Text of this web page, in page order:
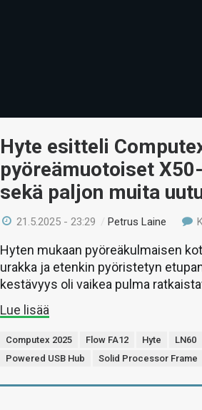
Hyte esitteli
pyöreämuotoiset
sekä paljon muita
21.5.2025 - 23:29 /Petrus Laine
Hyten mukaan pyöreäkulmaisen
urakka ja etenkin pyöristetyn
kestävyys oli vaikea pulma
Lue lisää
Computex 2025 Flow FA12 Hyte LN60
Powered USB Hub
Solid Processor Frame